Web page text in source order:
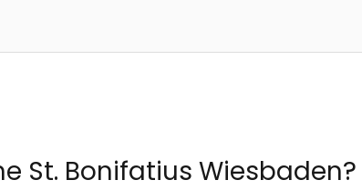
St. Bonifatius Wiesbaden?